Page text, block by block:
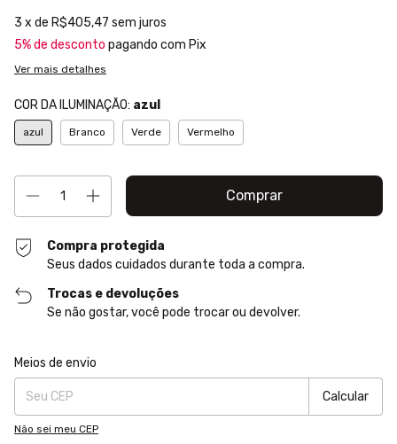
3 x de R$405,47 sem juros
5% de desconto pagando com Pix
Ver mais detalhes
COR DA ILUMINAÇÃO: azul
azul Branco Verde Vermelho
Compra protegida
Seus dados cuidados durante toda a compra.
Trocas e devoluções
Se não gostar, você pode trocar ou devolver.
Entregas para o CEP:
Meios de envio
Calcular
Não sei meu CEP